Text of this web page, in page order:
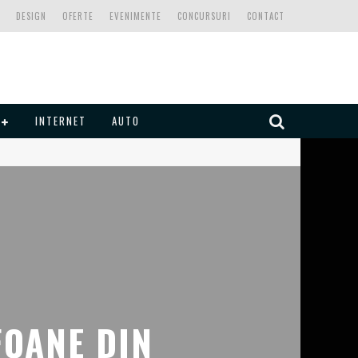
CONTACT
CONCURSURI
EVENIMENTE
OFERTE
DESIGN
INTERNET AUTO
DIN